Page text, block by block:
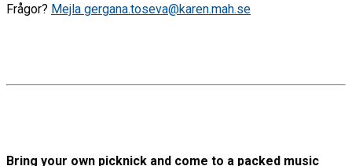
Frågor? Mejla gergana.toseva@karen.mah.se
Bring your own picknick and come to a packed music